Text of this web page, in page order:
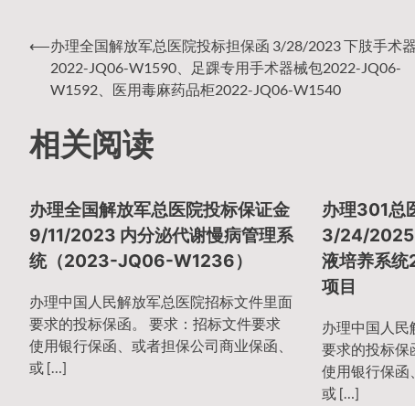
文
章
导
航
⟵办理全国解放军总医院投标担保函 3/28/2023 下肢手术
2022-JQ06-W1590、足踝专用手术器械包2022-JQ06-
W1592、医用毒麻药品柜2022-JQ06-W1540
相关阅读
办理全国解放军总医院投标保证金
9/11/2023 内分泌代谢慢病管理系
统（2023-JQ06-W1236）
办理中国人民解放军总医院招标文件里面
要求的投标保函。 要求：招标文件要求
使用银行保函、或者担保公司商业保函、
或 […]
办理301总
3/24/2025
液培养系
项目
办理中国人民
要求的投标保
使用银行保函
或 […]